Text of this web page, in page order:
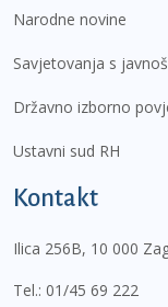
Narodne novine
Savjetovanja s
Državno izborno
Ustavni sud RH
Kontakt
Ilica 256B, 10 000
Tel.: 01/45 69 222